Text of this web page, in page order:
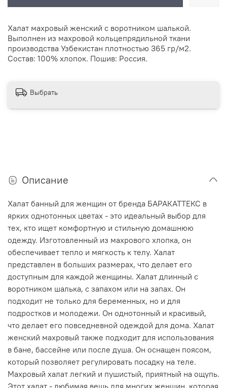
Халат махровый женский с воротником шалькой.
Выполнен из махровой кольцепрядильной ткани
производства Узбекистан плотностью 365 гр/м2.
Состав: 100% хлопок. Пошив: Россия.
Выбрать
Описание
Халат банный для женщин от бренда БАРАКАТТЕКС в
ярких однотонных цветах - это идеальный выбор для
тех, кто ищет комфортную и стильную домашнюю
одежду. Изготовленный из махрового хлопка, он
обеспечивает тепло и мягкость к телу. Халат
представлен в больших размерах, что делает его
доступным для каждой женщины. Халат длинный с
воротником шалька, с запахом или на запах. Он
подходит не только для беременных, но и для
подростков и молодежи. Он однотонный и красивый,
что делает его повседневной одеждой для дома. Халат
женский махровый также подходит для использования
в бане, бассейне или после душа. Он оснащен поясом,
который позволяет регулировать посадку на теле.
Махровый халат легкий и пушистый, приятный на ощупь.